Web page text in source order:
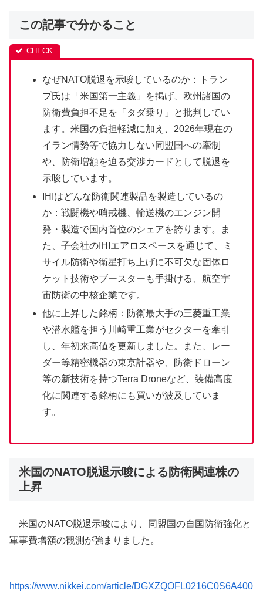
この記事で分かること
なぜNATO脱退を示唆しているのか：トラン
プ氏は「米国第一主義」を掲げ、欧州諸国の
防衛費負担不足を「タダ乗り」と批判してい
ます。米国の負担軽減に加え、2026年現在の
イラン情勢等で協力しない同盟国への牽制
や、防衛増額を迫る交渉カードとして脱退を
示唆しています。
IHIはどんな防衛関連製品を製造しているの
か：戦闘機や哨戒機、輸送機のエンジン開
発・製造で国内首位のシェアを誇ります。ま
た、子会社のIHIエアロスペースを通じて、ミ
サイル防衛や衛星打ち上げに不可欠な固体ロ
ケット技術やブースターも手掛ける、航空宇
宙防衛の中核企業です。
他に上昇した銘柄：防衛最大手の三菱重工業
や潜水艦を担う川崎重工業がセクターを牽引
し、年初来高値を更新しました。また、レー
ダー等精密機器の東京計器や、防衛ドローン
等の新技術を持つTerra Droneなど、装備高度
化に関連する銘柄にも買いが波及していま
す。
米国のNATO脱退示唆による防衛関連株の
上昇
米国のNATO脱退示唆により、同盟国の自国防衛強化と
軍事費増額の観測が強まりました。
https://www.nikkei.com/article/DGXZQOFL0216C0S6A400